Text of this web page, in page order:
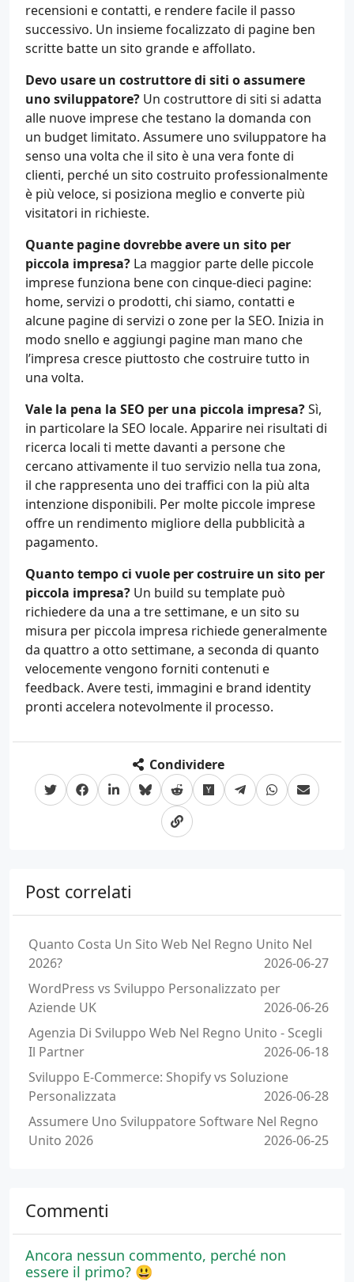
recensioni e contatti, e rendere facile il passo
successivo. Un insieme focalizzato di pagine ben
scritte batte un sito grande e affollato.
Devo usare un costruttore di siti o assumere
uno sviluppatore? Un costruttore di siti si adatta
alle nuove imprese che testano la domanda con
un budget limitato. Assumere uno sviluppatore ha
senso una volta che il sito è una vera fonte di
clienti, perché un sito costruito professionalmente
è più veloce, si posiziona meglio e converte più
visitatori in richieste.
Quante pagine dovrebbe avere un sito per
piccola impresa? La maggior parte delle piccole
imprese funziona bene con cinque-dieci pagine:
home, servizi o prodotti, chi siamo, contatti e
alcune pagine di servizi o zone per la SEO. Inizia in
modo snello e aggiungi pagine man mano che
l’impresa cresce piuttosto che costruire tutto in
una volta.
Vale la pena la SEO per una piccola impresa?Sì,
in particolare la SEO locale. Apparire nei risultati di
ricerca locali ti mette davanti a persone che
cercano attivamente il tuo servizio nella tua zona,
il che rappresenta uno dei traffici con la più alta
intenzione disponibili. Per molte piccole imprese
offre un rendimento migliore della pubblicità a
pagamento.
Quanto tempo ci vuole per costruire un sito per
piccola impresa? Un build su template può
richiedere da una a tre settimane, e un sito su
misura per piccola impresa richiede generalmente
da quattro a otto settimane, a seconda di quanto
velocemente vengono forniti contenuti e
feedback. Avere testi, immagini e brand identity
pronti accelera notevolmente il processo.
Condividere
Post correlati
Quanto Costa Un Sito Web Nel Regno Unito Nel
2026?
2026-06-27
WordPress vs Sviluppo Personalizzato per
Aziende UK
2026-06-26
Agenzia Di Sviluppo Web Nel Regno Unito - Scegli
Il Partner
2026-06-18
Sviluppo E-Commerce: Shopify vs Soluzione
Personalizzata
2026-06-28
Assumere Uno Sviluppatore Software Nel Regno
Unito 2026
2026-06-25
Commenti
Ancora nessun commento, perché non
essere il primo? 😃